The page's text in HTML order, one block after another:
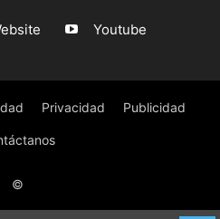
Youtube
Privacidad Publicidad
©